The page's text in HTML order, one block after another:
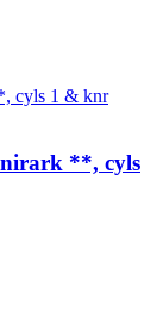
**, cyls